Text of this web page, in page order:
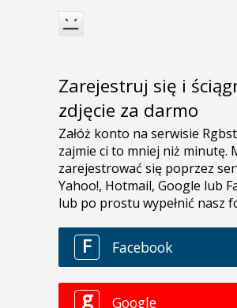
Zarejestruj się i
zdjęcie za darmo